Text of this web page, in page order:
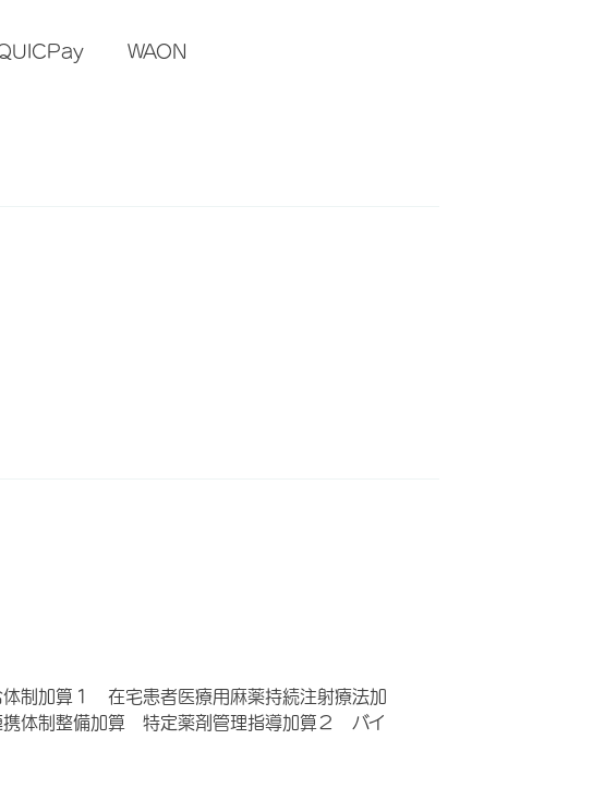
WAON
制加算１ 在宅患者医療用麻薬持続注射療法加
体制整備加算 特定薬剤管理指導加算２ バイ